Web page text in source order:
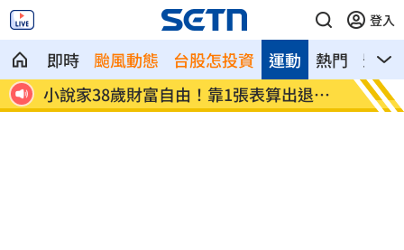
登入
即時 颱風動態 台股怎投資 熱門 影音
運動
紅 小說家38歲財富自由！靠1張表算出退休
金
全聯
付」！